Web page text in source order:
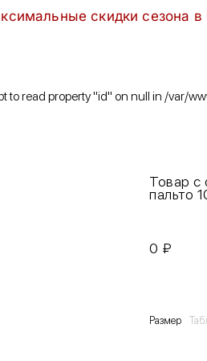
скидки сезона в
read property "id" on null in /var/
Товар с
пальто
0 ₽
Размер